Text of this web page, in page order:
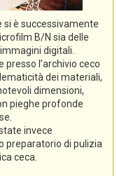
si è successivamente
B/N sia delle
digitali.
l’archivio ceco
dei materiali,
dimensioni,
pieghe profonde
invece
preparatorio di pulizia
ceca.